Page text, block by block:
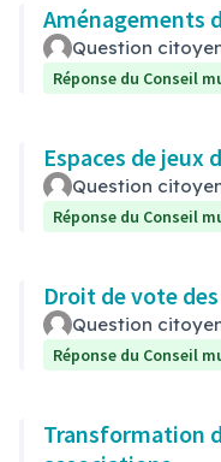
Aménagements
Question
Réponse du Conseil
Espaces de jeux
Question
Réponse du Conseil
Droit de vote
Question
Réponse du Conseil
Transformation